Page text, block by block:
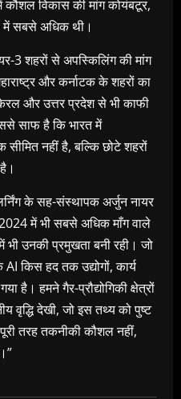
विकास की मांग कोयंबटूर,
में सबसे अधिक थी।
3 शहरों से अपस्किलिंग की मांग
और कर्नाटक के शहरों का
और उत्तर प्रदेश से भी काफी
साफ है कि भारत में
नहीं है, बल्कि छोटे शहरों
के सह-संस्थापक अर्जुन नायर
में भी सबसे अधिक माँग वाले
उनकी प्रमुखता बनी रही। जो
किस हद तक उद्योगों, कार्य
है। हमने गैर-प्रौद्योगिकी क्षेत्रों
वृद्धि देखी, जो इस तथ्य को पुष्ट
तरह तकनीकी कौशल नहीं,